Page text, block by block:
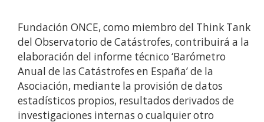
Fundación ONCE, como miembro del Think Tank
del Observatorio de Catástrofes, contribuirá a la
elaboración del informe técnico ‘Barómetro
Anual de las Catástrofes en España’ de la
Asociación, mediante la provisión de datos
estadísticos propios, resultados derivados de
investigaciones internas o cualquier otro